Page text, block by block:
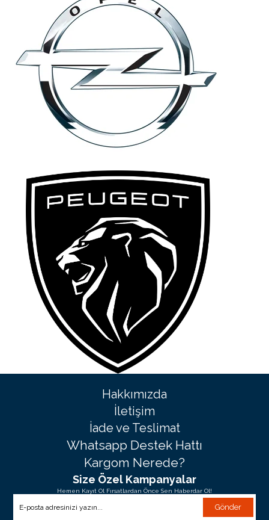
Hakkımızda
İletişim
İade ve Teslimat
Whatsapp Destek Hattı
Kargom Nerede?
Size Özel Kampanyalar
Hemen Kayıt Ol Fırsatlardan Önce Sen Haberdar Ol!
Gönder